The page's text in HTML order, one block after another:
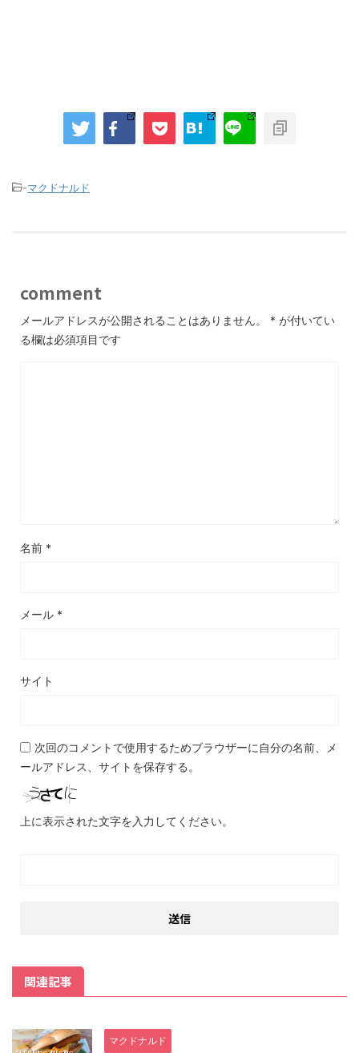
-マクドナルド
comment
メールアドレスが公開されることはありません。 * が付いてい
る欄は必須項目です
名前 *
メール *
サイト
次回のコメントで使用するためブラウザーに自分の名前、メ
ールアドレス、サイトを保存する。
上に表示された文字を入力してください。
関連記事
マクドナルド